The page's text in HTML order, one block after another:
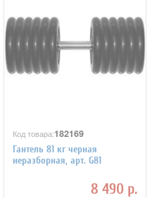
Код товара:182169
Гантель 81 кг черная
неразборная, арт. G81
8 490 р.